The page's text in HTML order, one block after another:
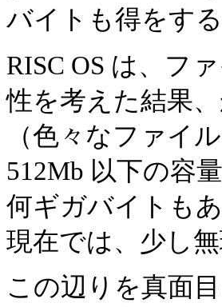
バイトも得をす
RISC OS は、フ
性を考えた結果
（色々なファイ
512Mb 以下の容
何ギガバイトも
現在では、少し
この辺りを真面